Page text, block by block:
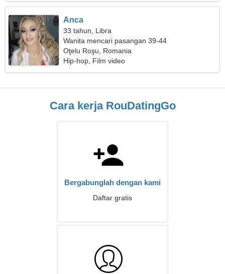
Anca
33 tahun, Libra
Wanita mencari pasangan 39-44
Oţelu Roşu, Romania
Hip-hop, Film video
Cara kerja RouDatingGo
Bergabunglah dengan kami
Daftar gratis